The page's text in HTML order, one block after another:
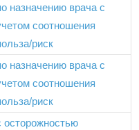
назначению врача с
соотношения
риск
назначению врача с
соотношения
риск
осторожностью